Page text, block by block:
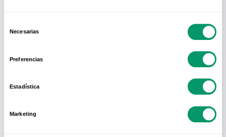
Necesarias
Preferencias
Estadística
Marketing
sistema de perfiles no sirve de nada si no
fabricación e instalación de la ventana.
contratar la instalación de sus ventanas